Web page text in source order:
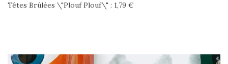
Têtes Brûlées \"Plouf Plouf\" : 1,79 €